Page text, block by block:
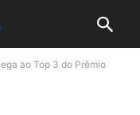
ao Top 3 do Prêmio